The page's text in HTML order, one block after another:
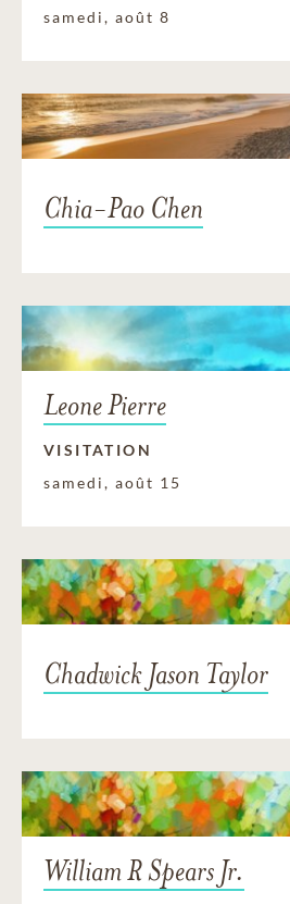
samedi, août 8
Chia-Pao Chen
Leone Pierre
VISITATION
samedi, août 15
Chadwick Jason Taylor
William R Spears Jr.